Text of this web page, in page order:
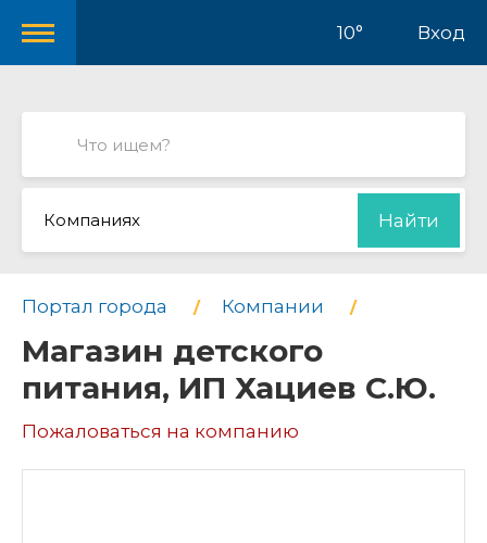
10° Вход
Компаниях Найти
Портал города Компании
Магазин детского
питания, ИП Хациев С.Ю.
Пожаловаться на компанию